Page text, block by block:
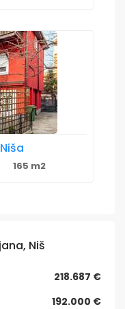
165 m2
Niš
218.687 €
192.000 €